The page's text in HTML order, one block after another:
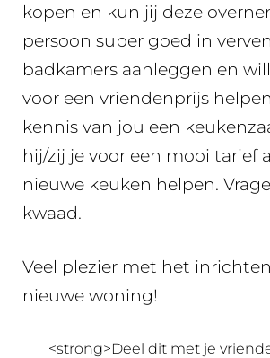
kopen en kun jij deze
persoon super goed in
badkamers aanleggen en
voor een vriendenprijs
kennis van jou een
hij/zij je voor een mooi tarief
nieuwe keuken helpen.
kwaad.
Veel plezier met het
nieuwe woning!
<strong>Deel dit met je